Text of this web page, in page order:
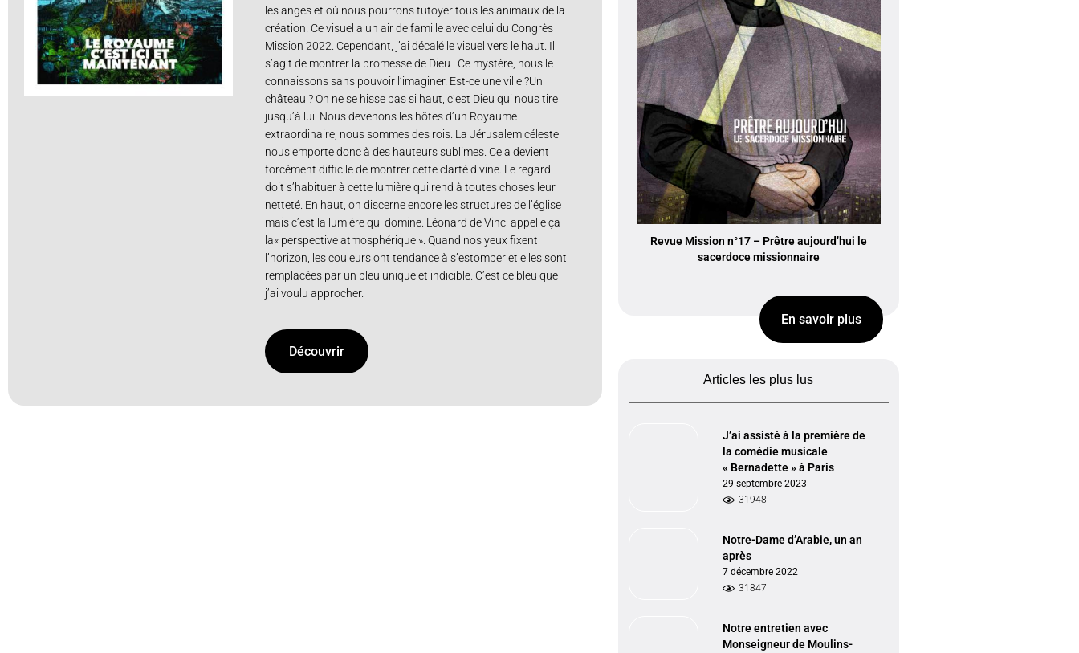
les anges et où nous pourrons tutoyer tous les animaux de la
création. Ce visuel a un air de famille avec celui du Congrès
Mission 2022. Cependant, j’ai décalé le visuel vers le haut. Il
s’agit de montrer la promesse de Dieu ! Ce mystère, nous le
connaissons sans pouvoir l’imaginer. Est-ce une ville ?Un
château ? On ne se hisse pas si haut, c’est Dieu qui nous tire
jusqu’à lui. Nous devenons les hôtes d’un Royaume
extraordinaire, nous sommes des rois. La Jérusalem céleste
nous emporte donc à des hauteurs sublimes. Cela devient
forcément difficile de montrer cette clarté divine. Le regard
doit s’habituer à cette lumière qui rend à toutes choses leur
netteté. En haut, on discerne encore les structures de l’église
mais c’est la lumière qui domine. Léonard de Vinci appelle ça
la« perspective atmosphérique ». Quand nos yeux fixent
l’horizon, les couleurs ont tendance à s’estomper et elles sont
remplacées par un bleu unique et indicible. C’est ce bleu que
j’ai voulu approcher.
Découvrir
Revue Mission n°17 – Prêtre aujourd’hui le
sacerdoce missionnaire
En savoir plus
Articles les plus lus
J’ai assisté à la première de
la comédie musicale
« Bernadette » à Paris
29 septembre 2023
31948
Notre-Dame d’Arabie, un an
après
7 décembre 2022
31847
Notre entretien avec
Monseigneur de Moulins-